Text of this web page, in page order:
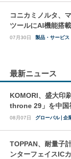
コニカミノルタ、
ツールにAI機能搭載
07月30日 製品・サービス
最新ニュース
KOMORI、盛大印
throne 29」を中国
08月07日 グローバル 企
TOPPAN、耐量子
ンターフェイスIC